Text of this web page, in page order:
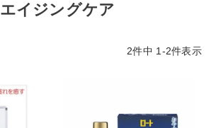
エイジングケア
2件中 1-2件表示